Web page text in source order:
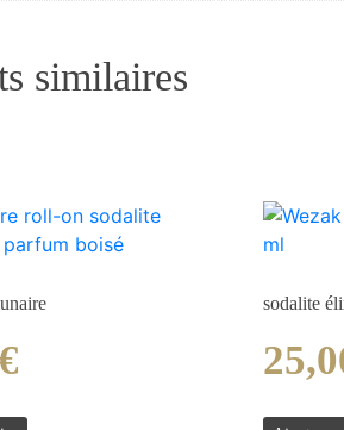
similaires
sodalite